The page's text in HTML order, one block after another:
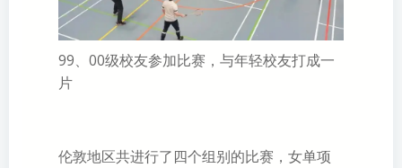
99、00级校友参加比赛，与年轻校友打成一
片
伦敦地区共进行了四个组别的比赛，女单项